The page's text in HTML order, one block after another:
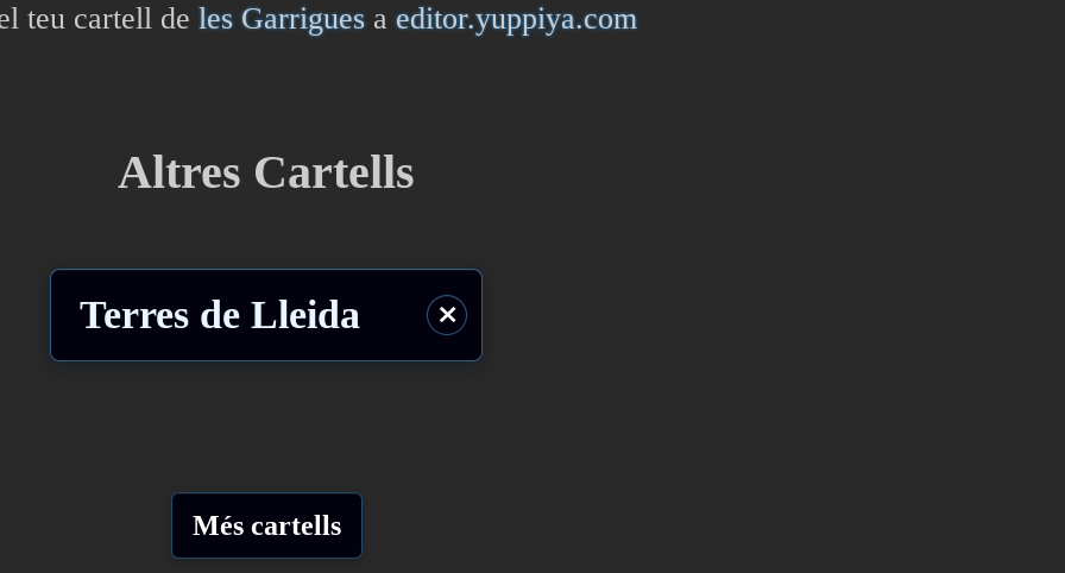
teu cartell de les Garriguesaeditor.yuppiya.com
Altres Cartells
Terres de Lleida ⨯
Més cartells